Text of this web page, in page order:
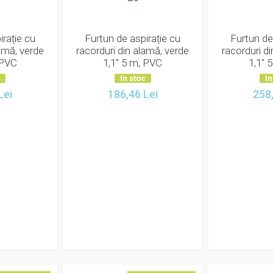
cu
verde
Furtun de aspirație cu
racorduri din alamă, verde
1,1" 5 m, PVC
In stoc
186,46 Lei
Furtun
racorduri
1,1"